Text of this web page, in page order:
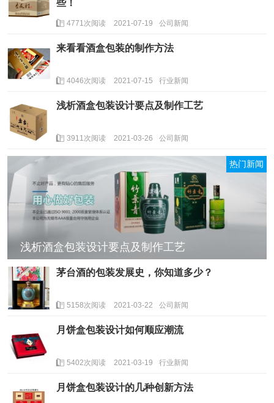
些！
4771次阅读 2021-07-19 公司新闻
来看看酒盒包装的制作方法
4046次阅读 2021-07-15 行业新闻
浅析酒盒包装设计要点及制作工艺
3911次阅读 2021-03-26 公司新闻
浅析酒盒包装设计要点及制作工艺
热门新闻
茅台酒的包装发展史，你知道多少？
5158次阅读 2021-03-22 公司新闻
月饼盒包装设计如何顺应潮流
5402次阅读 2021-03-19 行业新闻
月饼盒包装设计的几种创新方法